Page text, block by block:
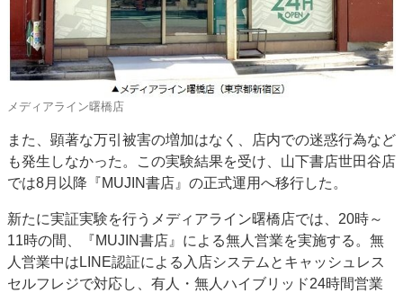
メディアライン曙橋店
また、顕著な万引被害の増加はなく、店内での迷惑行為など
も発生しなかった。この実験結果を受け、山下書店世田谷店
では8月以降『MUJIN書店』の正式運用へ移行した。
新たに実証実験を行うメディアライン曙橋店では、20時～
11時の間、『MUJIN書店』による無人営業を実施する。無
人営業中はLINE認証による入店システムとキャッシュレス
セルフレジで対応し、有人・無人ハイブリッド24時間営業